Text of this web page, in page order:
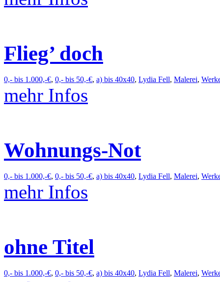
Flieg’ doch
0,- bis 1.000,-€, 0,- bis 50,-€, a) bis 40x40, Lydia Fell, Malerei,
mehr Infos
Wohnungs-Not
0,- bis 1.000,-€, 0,- bis 50,-€, a) bis 40x40, Lydia Fell, Malerei,
mehr Infos
ohne Titel
0,- bis 1.000,-€, 0,- bis 50,-€, a) bis 40x40, Lydia Fell, Malerei,